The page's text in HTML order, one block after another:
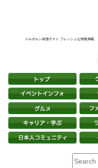
メルボルン体感サイト フレッシュな情報満載